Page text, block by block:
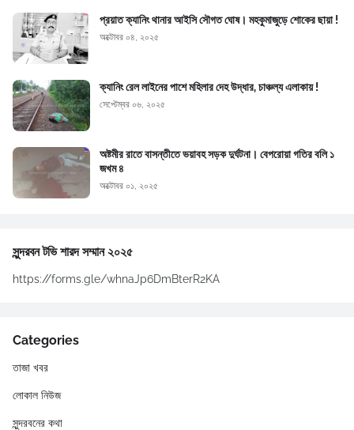
প্রয়াত ক্যানিং থানার আইসি সৌগত ঘোষ। মহকুমাজুড়ে শোকের ছায়া !
অক্টোবর ০৪, ২০২৫
ক্যানিং রেল লাইনের পাশে মহিলার দেহ উদ্ধার, চাঞ্চল্য এলাকায় !
সেপ্টেম্বর ০৬, ২০২৫
অষ্টমীর রাতে বাসন্তীতে ভয়াবহ সড়ক দুর্ঘটনা। বেপরোয়া গতির বলি ১
জখম ৪
অক্টোবর ০১, ২০২৫
সুন্দরবন টভি শারদ সম্মান ২০২৫
https://forms.gle/whnaJp6DmBterR2KA
Categories
তাজা খবর
লোকাল নিউজ
সুন্দরবনের কথা